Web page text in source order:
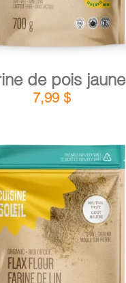
de pois jaune
7,99 $
AU PANIER /